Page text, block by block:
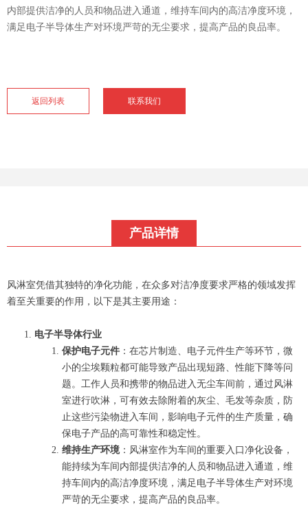
内部提供洁净的人员和物品进入通道，维持车间内的高洁净度环境，
满足电子半导体生产对环境严苛的无尘要求，提高产品的良品率。
返回列表 联系我们
产品详情
风淋室凭借其独特的净化功能，在众多对洁净度要求严格的领域发挥
着至关重要的作用，以下是其主要用途：
电子半导体行业
保护电子元件 ：在芯片制造、电子元件生产等环节，微
小的尘埃颗粒都可能导致产品出现短路、性能下降等问
题。工作人员和携带的物品进入无尘车间前，通过风淋
室进行吹淋，可有效去除附着的灰尘、毛发等杂质，防
止这些污染物进入车间，影响电子元件的生产质量，确
保电子产品的高可靠性和稳定性。
维持生产环境 ：风淋室作为车间的重要入口净化设备，
能持续为车间内部提供洁净的人员和物品进入通道，维
持车间内的高洁净度环境，满足电子半导体生产对环境
严苛的无尘要求，提高产品的良品率。